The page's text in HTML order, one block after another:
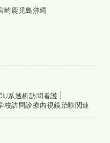
崎鹿児島沖縄
系透析訪問看護
校訪問診療内視鏡治験関連